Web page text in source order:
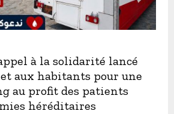
à la solidarité lancé
aux habitants pour une
au profit des patients
héréditaires